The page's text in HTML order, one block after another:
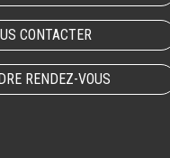
CONTACTER
RENDEZ-VOUS